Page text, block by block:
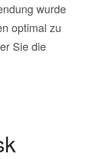
wurde
optimal zu
Sie die